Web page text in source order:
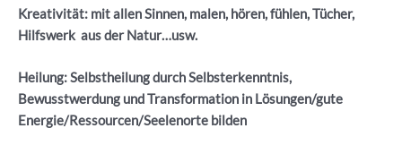
Kreativität: mit allen Sinnen, malen, hören, fühlen, Tücher,
Hilfswerk aus der Natur…usw.
Heilung: Selbstheilung durch Selbsterkenntnis,
Bewusstwerdung und Transformation in Lösungen/gute
Energie/Ressourcen/Seelenorte bilden